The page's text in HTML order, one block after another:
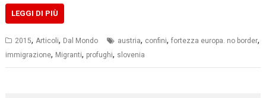
LEGGI DI PIÙ
2015,Articoli, Dal Mondo austria, confini,fortezza europa. no border,
immigrazione, Migranti, profughi, slovenia